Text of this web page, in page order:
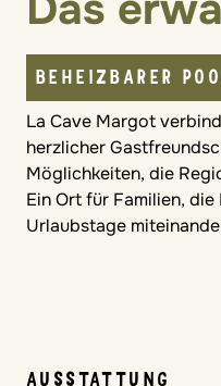
BEHEIZBARER
La Cave Margot
herzlicher
Möglichkeiten, die
Ein Ort für Familien,
Urlaubstage
AUSSTATTUNG